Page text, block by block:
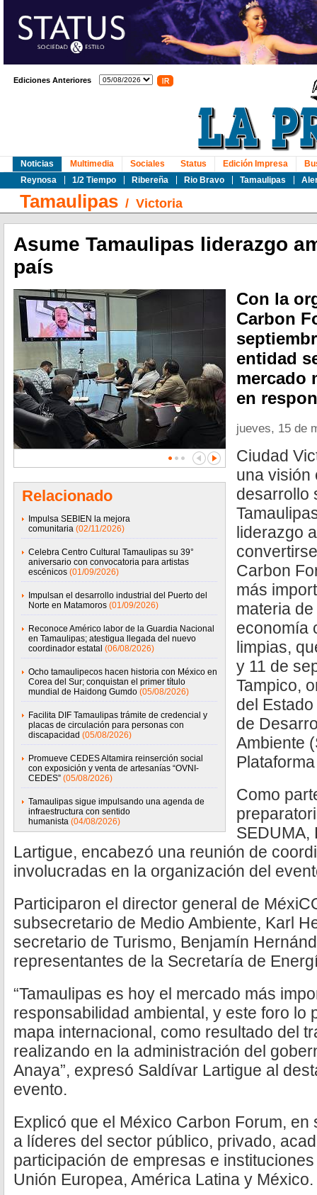
Ediciones Anteriores
Noticias
Reynosa
1/2 Tiempo Ribereña Rio Bravo Tamaulipas
Multimedia Sociales Status Edición Impresa
Tamaulipas / Victoria
Asume Tamaulipas liderazgo
país
Relacionado
Impulsa SEBIEN la mejora
comunitaria (02/11/2026)
Celebra Centro Cultural Tamaulipas su 39°
aniversario con convocatoria para artistas
escénicos (01/09/2026)
Impulsan el desarrollo industrial del Puerto del
Norte en Matamoros (01/09/2026)
Reconoce Américo labor de la Guardia Nacional
en Tamaulipas; atestigua llegada del nuevo
coordinador estatal (06/08/2026)
Ocho tamaulipecos hacen historia con México en
Corea del Sur; conquistan el primer título
mundial de Haidong Gumdo (05/08/2026)
Facilita DIF Tamaulipas trámite de credencial y
placas de circulación para personas con
discapacidad (05/08/2026)
Promueve CEDES Altamira reinserción social
con exposición y venta de artesanías “OVNI-
CEDES” (05/08/2026)
Tamaulipas sigue impulsando una agenda de
infraestructura con sentido
humanista (04/08/2026)
Con la
Carbon
entidad
mercado
en
jueves, 15 de
Ciudad
una visión
desarrollo
liderazgo
Carbon
más
materia
economía
limpias,
y 11 de
Tampico,
del
de
Ambiente
Como
SEDUMA,
Lartigue, encabezó una reunión de
involucradas en la organización del
Participaron el director general de
subsecretario de Medio Ambiente, Karl
secretario de Turismo, Benjamín
representantes de la Secretaría de
“Tamaulipas es hoy el mercado más
responsabilidad ambiental, y este foro lo
mapa internacional, como resultado del
realizando en la administración del
Anaya”, expresó Saldívar Lartigue al
evento.
Explicó que el México Carbon Forum,
a líderes del sector público, privado,
participación de empresas e
Unión Europea, América Latina y México.